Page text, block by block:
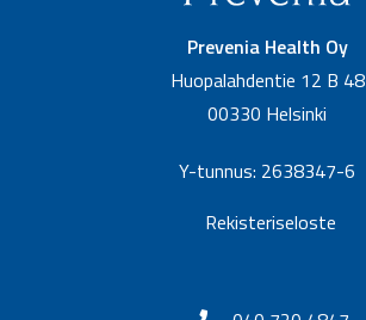
Prevenia Health Oy
Huopalahdentie 12 B 48
00330 Helsinki
Y-tunnus: 2638347-6
Rekisteriseloste